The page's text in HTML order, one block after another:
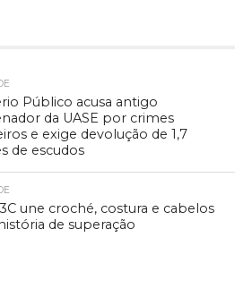
Público acusa antigo
da UASE por crimes
e exige devolução de 1,7
de escudos
une croché, costura e cabelos
de superação